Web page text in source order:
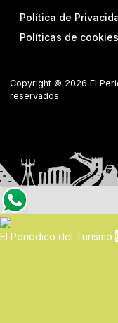
Política de
Políticas de cookies
Copyright © 2026 El
reservados.
El Periódico del Turismo